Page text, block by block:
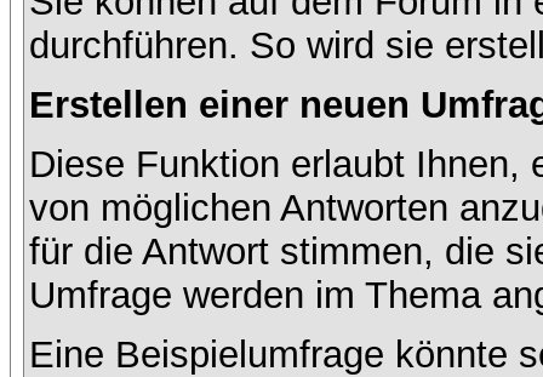
durchführen. So wird sie
Erstellen einer neuen
Diese Funktion erlaubt Ihnen,
von möglichen Antworten
für die Antwort stimmen, die
Umfrage werden im Thema
Eine Beispielumfrage könnte